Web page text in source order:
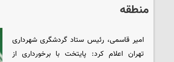
منطقه
امیر قاسمی، رئیس ستاد گردشگری شهرداری
تهران اعلام کرد: پایتخت با برخورداری از